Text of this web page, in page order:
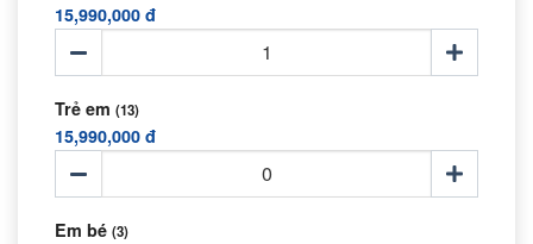
15,990,000 đ
Trẻ em (13)
15,990,000 đ
Em bé (3)